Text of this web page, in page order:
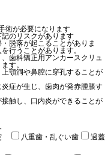
術が必要になります
のリスクがあります
脱落が起こることがありま
行うことがあります。
歯科矯正用アンカースクリュ
す。
顎洞や鼻腔に穿孔することが
症が生じ、歯肉が発赤腫脹す
触し、口内炎ができることが
八重歯・乱ぐい歯
過蓋